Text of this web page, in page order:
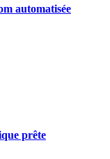
automatisée
prête